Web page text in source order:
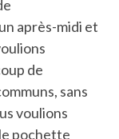
après-midi et
de
sans
voulions
pochette